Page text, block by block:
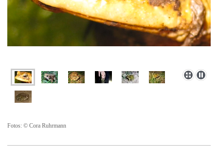
Fotos: © Cora Ruhrmann